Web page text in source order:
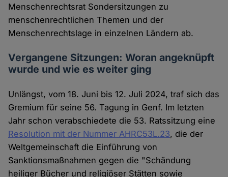
Menschenrechtsrat Sondersitzungen zu
menschenrechtlichen Themen und der
Menschenrechtslage in einzelnen Ländern ab.
Vergangene Sitzungen: Woran angeknüpft
wurde und wie es weiter ging
Unlängst, vom 18. Juni bis 12. Juli 2024, traf sich das
Gremium für seine 56. Tagung in Genf. Im letzten
Jahr schon verabschiedete die 53. Ratssitzung eine
Resolution mit der Nummer AHRC53L.23, die der
Weltgemeinschaft die Einführung von
Sanktionsmaßnahmen gegen die "Schändung
heiliger Bücher und religiöser Stätten sowie